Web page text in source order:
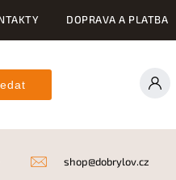
DOPRAVA A PLATBA
DRONYshop@dobrylov.cz